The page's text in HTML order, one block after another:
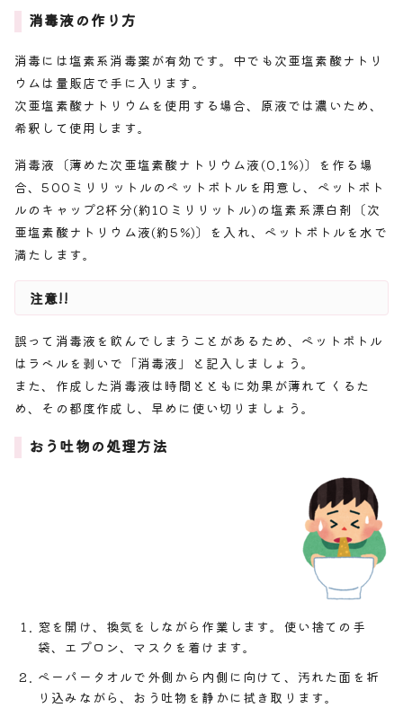
消毒液の作り方
消毒には塩素系消毒薬が有効です。中でも次亜塩素酸ナトリ
ウムは量販店で手に入ります。
次亜塩素酸ナトリウムを使用する場合、原液では濃いため、
希釈して使用します。
消毒液〔薄めた次亜塩素酸ナトリウム液(0.1%)〕を作る場
合、500ミリリットルのペットボトルを用意し、ペットボト
ルのキャップ2杯分(約10ミリリットル)の塩素系漂白剤〔次
亜塩素酸ナトリウム液(約5%)〕を入れ、ペットボトルを水で
満たします。
注意!!
誤って消毒液を飲んでしまうことがあるため、ペットボトル
はラベルを剥いで「消毒液」と記入しましょう。
また、作成した消毒液は時間とともに効果が薄れてくるた
め、その都度作成し、早めに使い切りましょう。
おう吐物の処理方法
窓を開け、換気をしながら作業します。使い捨ての手
袋、エプロン、マスクを着けます。
ペーパータオルで外側から内側に向けて、汚れた面を折
り込みながら、おう吐物を静かに拭き取ります。